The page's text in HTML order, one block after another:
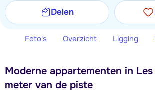
Delen
Foto's Overzicht Ligging
Moderne appartementen in Les
meter van de piste